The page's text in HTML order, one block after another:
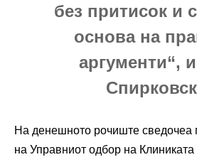
без притисок и
основа на
аргументи“,
На денешното рочиште сведочеа
на Управниот одбор на Клиниката